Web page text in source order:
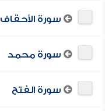
سورة الأحقاف
سورة محمد
سورة الفتح